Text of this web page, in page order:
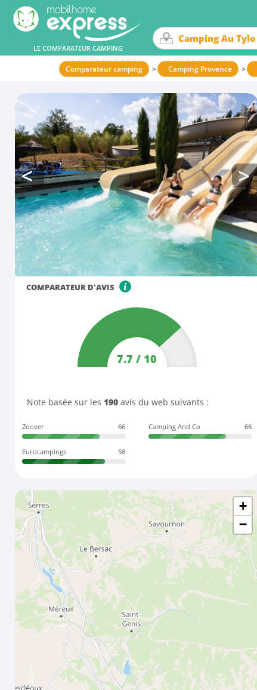
LE COMPARATEUR CAMPING
Comparateur camping Camping Provence
COMPARATEUR D'AVIS
7.7 / 10
Note basée sur les 190 avis du web suivants :
Zoover 66 Camping And Co 66
Eurocampings 58
+
−